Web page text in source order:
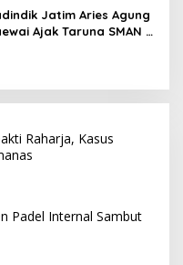
Akhir Juli 2026
Jatim Aries Agung
Ajak Taruna SMAN 2
Raharja, Kasus
Padel Internal Sambut